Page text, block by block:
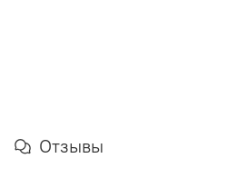
Отзывы